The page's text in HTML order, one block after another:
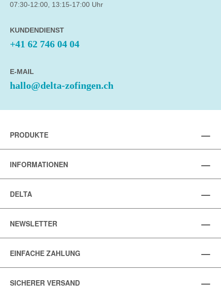
07:30-12:00, 13:15-17:00 Uhr
KUNDENDIENST
+41 62 746 04 04
E-MAIL
hallo@delta-zofingen.ch
PRODUKTE
INFORMATIONEN
DELTA
NEWSLETTER
EINFACHE ZAHLUNG
SICHERER VERSAND